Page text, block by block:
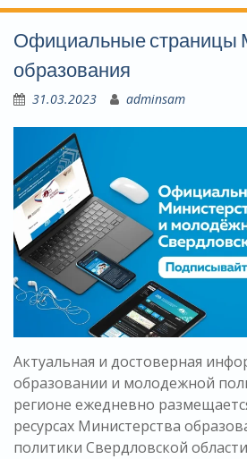
Официальные страницы
образования
31.03.2023 adminsam
Актуальная и достоверная
образовании и молодежной
регионе ежедневно
ресурсах Министерства
политики Свердловской